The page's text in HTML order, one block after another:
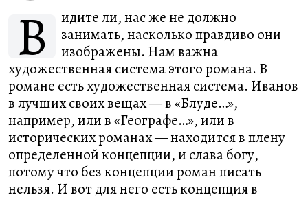
В
идите ли, нас же не должно
занимать, насколько правдиво они
изображены. Нам важна
художественная система этого романа. В
романе есть художественная система. Иванов
в лучших своих вещах — в «Блуде…»,
например, или в «Географе…», или в
исторических романах — находится в плену
определенной концепции, и слава богу,
потому что без концепции роман писать
нельзя. И вот для него есть концепция в